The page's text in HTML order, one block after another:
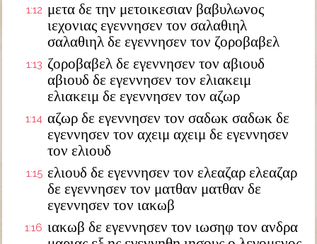
1:12 μετα δε την μετοικεσιαν βαβυλωνος
ιεχονιας εγεννησεν τον σαλαθιηλ
σαλαθιηλ δε εγεννησεν τον ζοροβαβελ
1:13 ζοροβαβελ δε εγεννησεν τον αβιουδ
αβιουδ δε εγεννησεν τον ελιακειμ
ελιακειμ δε εγεννησεν τον αζωρ
1:14 αζωρ δε εγεννησεν τον σαδωκ σαδωκ δε
εγεννησεν τον αχειμ αχειμ δε εγεννησεν
τον ελιουδ
1:15 ελιουδ δε εγεννησεν τον ελεαζαρ ελεαζαρ
δε εγεννησεν τον ματθαν ματθαν δε
εγεννησεν τον ιακωβ
1:16 ιακωβ δε εγεννησεν τον ιωσηφ τον ανδρα